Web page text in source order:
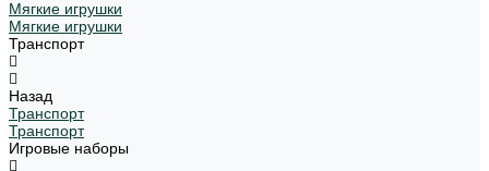
Мягкие игрушки
Мягкие игрушки
Транспорт
Назад
Транспорт
Транспорт
Игровые наборы